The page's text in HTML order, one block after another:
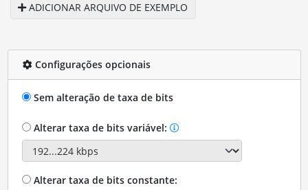
ADICIONAR ARQUIVO DE EXEMPLO
Configurações opcionais
Sem alteração de taxa de bits
Alterar taxa de bits variável:
Alterar taxa de bits constante: